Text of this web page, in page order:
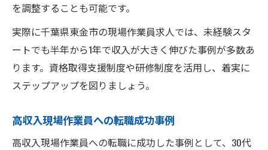
を調整することも可能です。
実際に千葉県東金市の現場作業員求人では、未経験スタ
ートでも半年から1年で収入が大きく伸びた事例が多数あ
ります。資格取得支援制度や研修制度を活用し、着実に
ステップアップを図りましょう。
高収入現場作業員への転職成功事例
高収入現場作業員への転職に成功した事例として、30代